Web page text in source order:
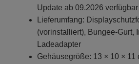
Update ab 09.2026 verfügbar
Lieferumfang:
(vorinstalliert), Bungee-Gurt,
Ladeadapter
Gehäusegröße: 13 × 10 × 11